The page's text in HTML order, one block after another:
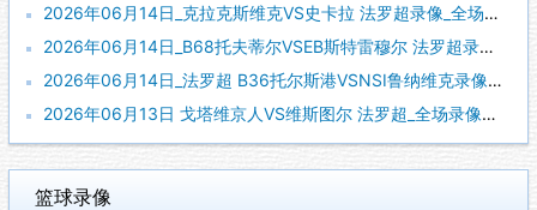
2026年06月14日_克拉克斯维克VS史卡拉 法罗超录像_全场录像【高清回放】
2026年06月14日_B68托夫蒂尔VSEB斯特雷穆尔 法罗超录像_全场录像【高清回放】
2026年06月14日_法罗超 B36托尔斯港VSNSI鲁纳维克录像_高清录像【全场回放】
2026年06月13日 戈塔维京人VS维斯图尔 法罗超_全场录像【全场回放】
篮球录像